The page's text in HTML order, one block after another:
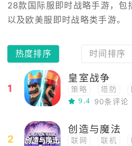
28款国际服即时战略手游，包
以及欧美服即时战略类手游。
热度排序 时间排序
1
皇室战争
策略 塔防
角色扮演
多人
9.4 90条评论
2
创造与魔法
联网 联机